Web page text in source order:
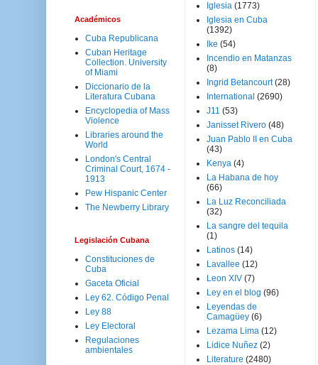
Académicos
Cuba Republicana
Cuban Heritage
Collection. University
of Miami
Diccionario de la
Literatura Cubana
Encyclopedia of Mass
Violence
Libraries around the
World
London's Central
Criminal Court, 1674 -
1913
Pew Hispanic Center
The Newberry Library
Legislación Cubana
Constituciones de
Cuba
Gaceta Oficial
Ley 62. Código Penal
Ley 88
Ley Electoral
Regulaciones
ambientales
Iglesia (1773)
Iglesia en Cuba
(1392)
Ike (54)
Incendio en Matanzas
(8)
Ingrid Betancourt (28)
International (2690)
J11 (53)
Janisset Rivero (48)
Juan Pablo II en Cuba
(43)
Kenya (4)
La Habana de hoy
(66)
La Luz Reconciliada
(32)
La sangre del tequila
(1)
Latinos (14)
Lavallee (12)
Leon XIV (7)
Ley en el blog (96)
Leyendas de
Camagüey (6)
Lezama Lima (12)
Lidice Nuñez (2)
Literature (2480)